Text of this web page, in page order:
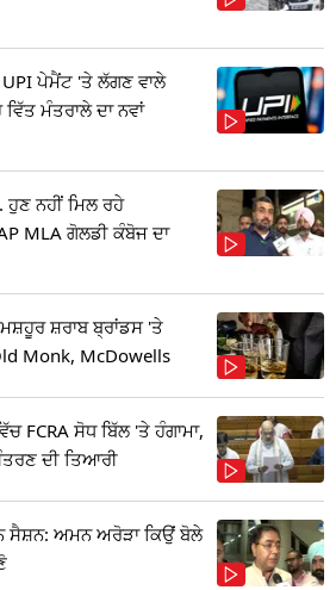
UPI ਪੇਮੈਂਟ 'ਤੇ ਲੱਗਣ ਵਾਲੇ
ਮੰਤਰਾਲੇ ਦਾ ਨਵਾਂ
ਨਹੀਂ ਮਿਲ ਰਹੇ
MLA ਗੋਲਡੀ ਕੰਬੋਜ ਦਾ
ਮਸ਼ਹੂਰ ਸ਼ਰਾਬ ਬ੍ਰਾਂਡਸ 'ਤੇ
Monk, McDowells
FCRA ਸੋਧ ਬਿੱਲ 'ਤੇ ਹੰਗਾਮਾ,
ਦੀ ਤਿਆਰੀ
ਸੈਸ਼ਨ: ਅਮਨ ਅਰੋੜਾ ਕਿਉਂ ਬੋਲੇ